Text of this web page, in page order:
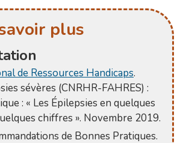
plus
de Ressources Handicaps.
sévères (CNRHR-FAHRES) :
: « Les Épilepsies en quelques
chiffres ». Novembre 2019.
de Bonnes Pratiques.